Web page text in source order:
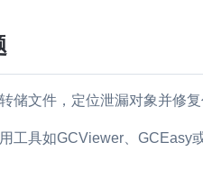
储文件，定位泄漏对象并修
用工具如GCViewer、GCEasy